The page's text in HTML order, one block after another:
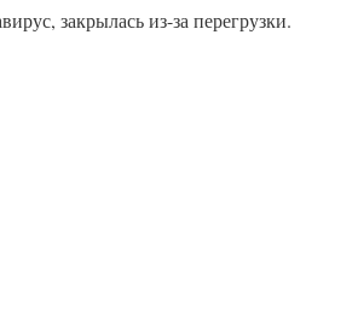
закрылась из-за перегрузки.